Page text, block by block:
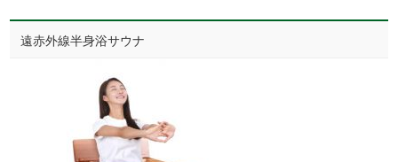
遠赤外線半身浴サウナ